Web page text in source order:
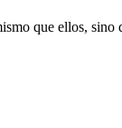
que ellos,